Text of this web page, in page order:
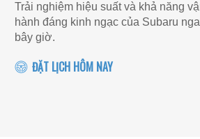
Trải nghiệm hiệu suất và khả năng
hành đáng kinh ngạc của Subaru
bây giờ.
ĐẶT LỊCH HÔM NAY